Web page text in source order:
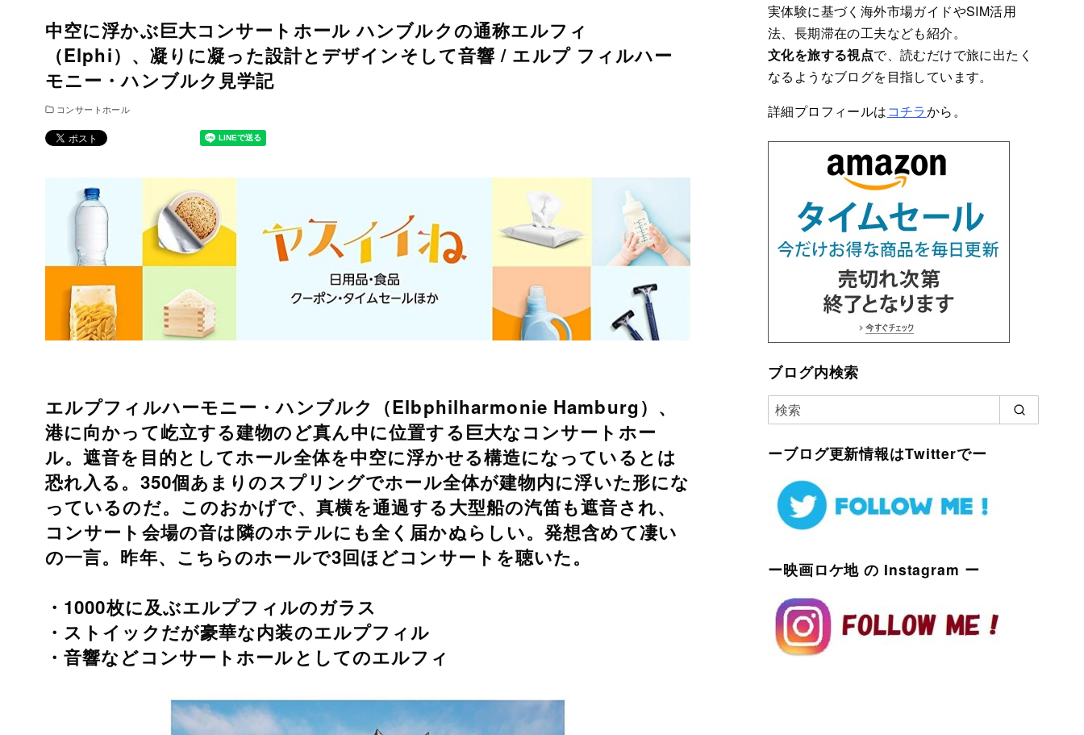
中空に浮かぶ巨大コンサートホール ハンブルクの通称エルフィ
（Elphi）、凝りに凝った設計とデザインそして音響 / エルプ フィルハー
モニー・ハンブルク見学記
コンサートホール
エルプフィルハーモニー・ハンブルク（Elbphilharmonie Hamburg）、
港に向かって屹立する建物のど真ん中に位置する巨大なコンサートホー
ル。遮音を目的としてホール全体を中空に浮かせる構造になっているとは
恐れ入る。350個あまりのスプリングでホール全体が建物内に浮いた形にな
っているのだ。このおかげで、真横を通過する大型船の汽笛も遮音され、
コンサート会場の音は隣のホテルにも全く届かぬらしい。発想含めて凄い
の一言。昨年、こちらのホールで3回ほどコンサートを聴いた。
・1000枚に及ぶエルプフィルのガラス
・ストイックだが豪華な内装のエルプフィル
・音響などコンサートホールとしてのエルフィ
実体験に基づく海外市場ガイドやSIM活用
法、長期滞在の工夫なども紹介。
文化を旅する視点で、読むだけで旅に出たく
なるようなブログを目指しています。
詳細プロフィールはコチラから。
ブログ内検索
ーブログ更新情報はTwitterでー
ー映画ロケ地 の Instagram ー